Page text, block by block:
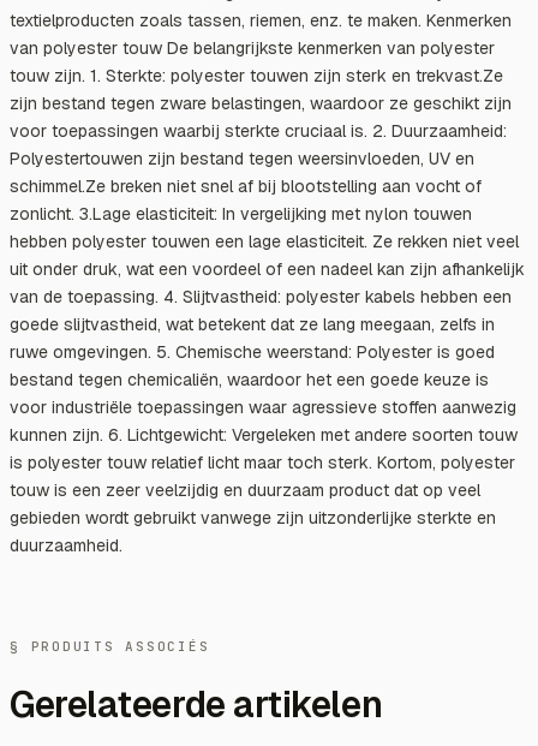
textielproducten zoals tassen, riemen, enz. te maken. Kenmerken
van polyester touw De belangrijkste kenmerken van polyester
touw zijn. 1. Sterkte: polyester touwen zijn sterk en trekvast.Ze
zijn bestand tegen zware belastingen, waardoor ze geschikt zijn
voor toepassingen waarbij sterkte cruciaal is. 2. Duurzaamheid:
Polyestertouwen zijn bestand tegen weersinvloeden, UV en
schimmel.Ze breken niet snel af bij blootstelling aan vocht of
zonlicht. 3.Lage elasticiteit: In vergelijking met nylon touwen
hebben polyester touwen een lage elasticiteit. Ze rekken niet veel
uit onder druk, wat een voordeel of een nadeel kan zijn afhankelijk
van de toepassing. 4. Slijtvastheid: polyester kabels hebben een
goede slijtvastheid, wat betekent dat ze lang meegaan, zelfs in
ruwe omgevingen. 5. Chemische weerstand: Polyester is goed
bestand tegen chemicaliën, waardoor het een goede keuze is
voor industriële toepassingen waar agressieve stoffen aanwezig
kunnen zijn. 6. Lichtgewicht: Vergeleken met andere soorten touw
is polyester touw relatief licht maar toch sterk. Kortom, polyester
touw is een zeer veelzijdig en duurzaam product dat op veel
gebieden wordt gebruikt vanwege zijn uitzonderlijke sterkte en
duurzaamheid.
§ PRODUITS ASSOCIÉS
Gerelateerde artikelen